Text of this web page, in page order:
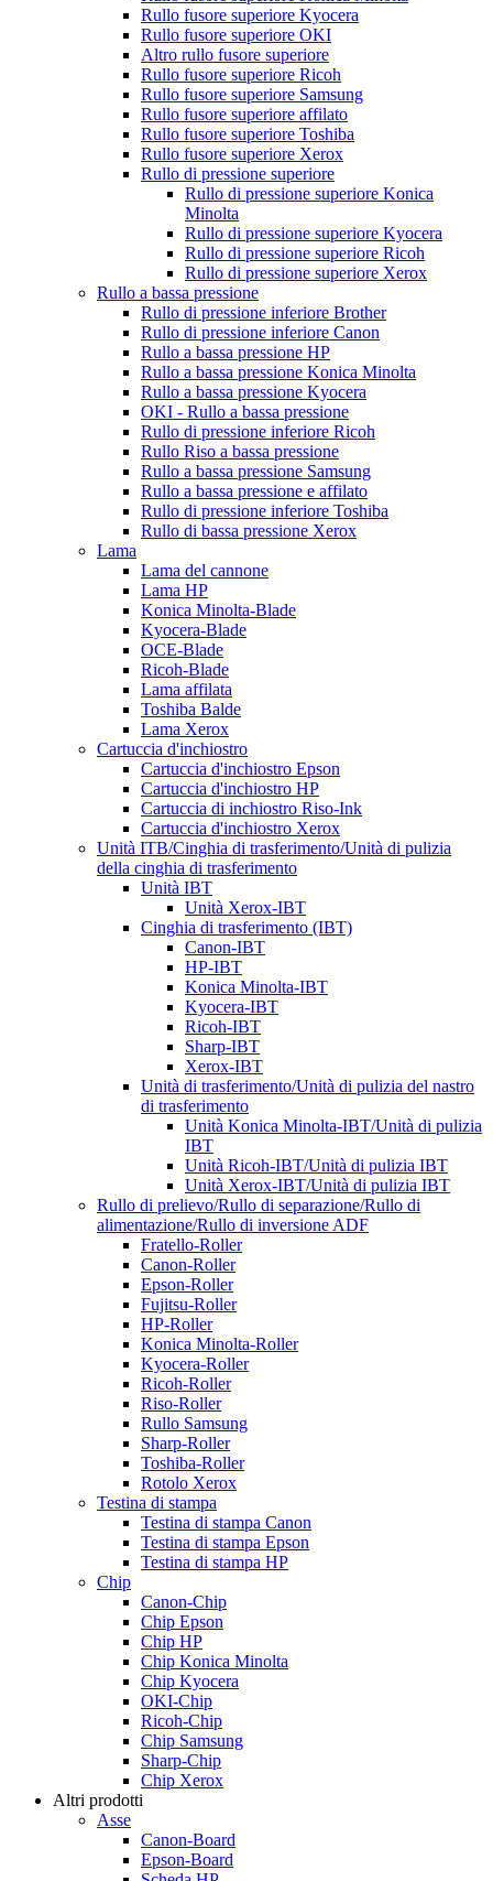
Rullo fusore superiore Kyocera
Rullo fusore superiore OKI
Altro rullo fusore superiore
Rullo fusore superiore Ricoh
Rullo fusore superiore Samsung
Rullo fusore superiore affilato
Rullo fusore superiore Toshiba
Rullo fusore superiore Xerox
Rullo di pressione superiore
Rullo di pressione superiore Konica
Minolta
Rullo di pressione superiore Kyocera
Rullo di pressione superiore Ricoh
Rullo di pressione superiore Xerox
Rullo a bassa pressione
Rullo di pressione inferiore Brother
Rullo di pressione inferiore Canon
Rullo a bassa pressione HP
Rullo a bassa pressione Konica Minolta
Rullo a bassa pressione Kyocera
OKI - Rullo a bassa pressione
Rullo di pressione inferiore Ricoh
Rullo Riso a bassa pressione
Rullo a bassa pressione Samsung
Rullo a bassa pressione e affilato
Rullo di pressione inferiore Toshiba
Rullo di bassa pressione Xerox
Lama
Lama del cannone
Lama HP
Konica Minolta-Blade
Kyocera-Blade
OCE-Blade
Ricoh-Blade
Lama affilata
Toshiba Balde
Lama Xerox
Cartuccia d'inchiostro
Cartuccia d'inchiostro Epson
Cartuccia d'inchiostro HP
Cartuccia di inchiostro Riso-Ink
Cartuccia d'inchiostro Xerox
Unità ITB/Cinghia di trasferimento/Unità di pulizia
della cinghia di trasferimento
Unità IBT
Unità Xerox-IBT
Cinghia di trasferimento (IBT)
Canon-IBT
HP-IBT
Konica Minolta-IBT
Kyocera-IBT
Ricoh-IBT
Sharp-IBT
Xerox-IBT
Unità di trasferimento/Unità di pulizia del nastro
di trasferimento
Unità Konica Minolta-IBT/Unità di pulizia
IBT
Unità Ricoh-IBT/Unità di pulizia IBT
Unità Xerox-IBT/Unità di pulizia IBT
Rullo di prelievo/Rullo di separazione/Rullo di
alimentazione/Rullo di inversione ADF
Fratello-Roller
Canon-Roller
Epson-Roller
Fujitsu-Roller
HP-Roller
Konica Minolta-Roller
Kyocera-Roller
Ricoh-Roller
Riso-Roller
Rullo Samsung
Sharp-Roller
Toshiba-Roller
Rotolo Xerox
Testina di stampa
Testina di stampa Canon
Testina di stampa Epson
Testina di stampa HP
Chip
Canon-Chip
Chip Epson
Chip HP
Chip Konica Minolta
Chip Kyocera
OKI-Chip
Ricoh-Chip
Chip Samsung
Sharp-Chip
Chip Xerox
Altri prodotti
Asse
Canon-Board
Epson-Board